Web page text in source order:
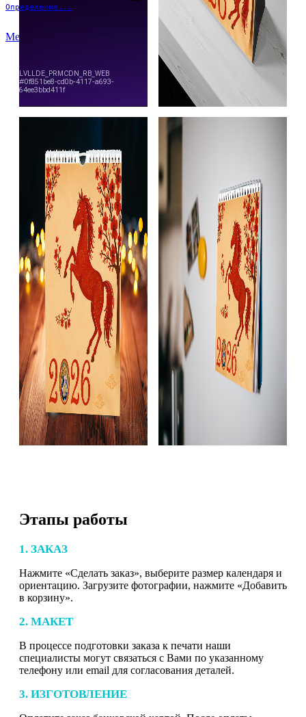
Определение...
Меню
Этапы работы
1. ЗАКАЗ
Нажмите «Сделать заказ», выберите размер календаря и
ориентацию. Загрузите фотографии, нажмите «Добавить
в корзину».
2. МАКЕТ
В процессе подготовки заказа к печати наши
специалисты могут связаться с Вами по указанному
телефону или email для согласования деталей.
3. ИЗГОТОВЛЕНИЕ